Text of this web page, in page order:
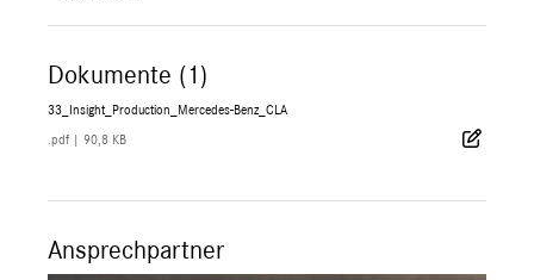
Dokumente (1)
33_Insight_Production_Mercedes-Benz_CLA
.pdf 90,8 KB
Ansprechpartner